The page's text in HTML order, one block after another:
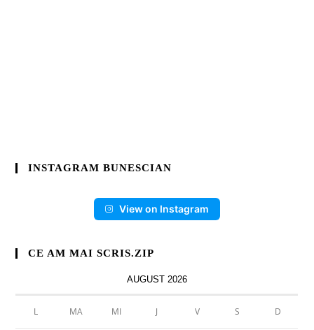
INSTAGRAM BUNESCIAN
View on Instagram
CE AM MAI SCRIS.ZIP
AUGUST 2026
L MA MI J V S D